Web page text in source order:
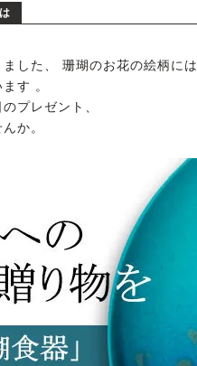
した、 珊瑚のお花の絵柄には
す 。
プレゼント、
か。